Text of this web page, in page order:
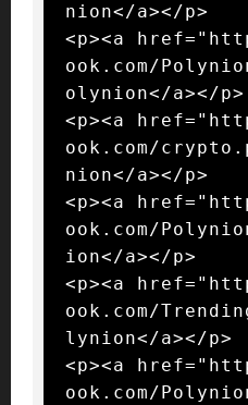
nion</a></p>
<p><a
ook.com/
olynion</a></p>
<p><a
ook.com/
nion</a></p>
<p><a
ook.com/
ion</a></p>
<p><a
ook.com/
lynion</a></p>
<p><a
ook.com/